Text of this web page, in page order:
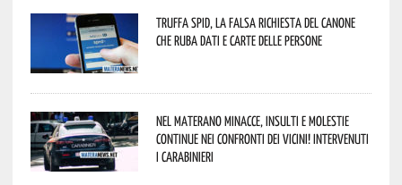
Truffa Spid, la falsa richiesta del canone
che ruba dati e carte delle persone
Nel materano minacce, insulti e molestie
continue nei confronti dei vicini! Intervenuti
i Carabinieri